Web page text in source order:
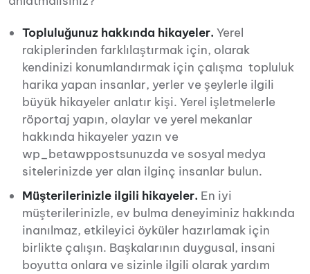
Topluluğunuz hakkında hikayeler. Yerel
rakiplerinden farklılaştırmak için, olarak
kendinizi konumlandırmak için çalışma topluluk
harika yapan insanlar, yerler ve şeylerle ilgili
büyük hikayeler anlatır kişi. Yerel işletmelerle
röportaj yapın, olaylar ve yerel mekanlar
hakkında hikayeler yazın ve
wp_betawppostsunuzda ve sosyal medya
sitelerinizde yer alan ilginç insanlar bulun.
Müşterilerinizle ilgili hikayeler. En iyi
müşterilerinizle, ev bulma deneyiminiz hakkında
inanılmaz, etkileyici öyküler hazırlamak için
birlikte çalışın. Başkalarının duygusal, insani
boyutta onlara ve sizinle ilgili olarak yardım